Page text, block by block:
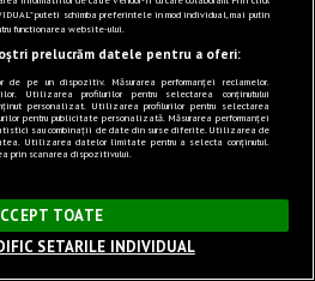
×
puteti schimba preferintele in mod individual, mai putin
functionarea website-ului.
prelucrăm datele pentru a oferi:
de pe un dispozitiv. Măsurarea performanței reclamelor.
Utilizarea profilurilor pentru selectarea conținutului
personalizat. Utilizarea profilurilor pentru selectarea
pentru publicitate personalizată. Măsurarea performanței
sau combinații de date din surse diferite. Utilizarea de
Utilizarea datelor limitate pentru a selecta conținutul.
prin scanarea dispozitivului.
TOATE
SETARILE INDIVIDUAL